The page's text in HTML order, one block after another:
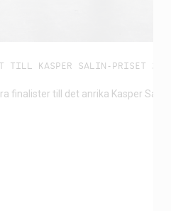
TILL KASPER SALIN-PRISET
finalister till det anrika Kasper